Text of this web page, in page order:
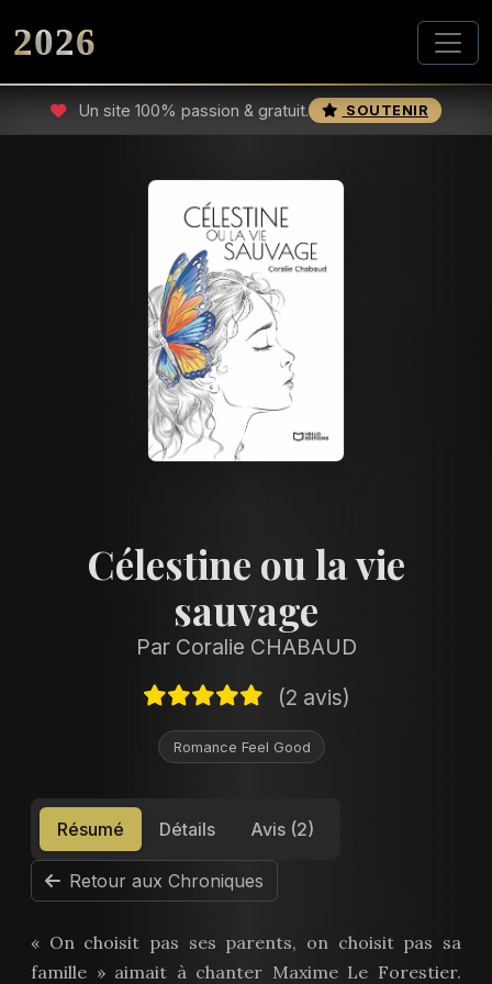
2026
Un site 100% passion & gratuit. SOUTENIR
Célestine ou la vie
sauvage
Par Coralie CHABAUD
(2 avis)
Romance Feel Good
Résumé Détails Avis (2)
Retour aux Chroniques
« On choisit pas ses parents, on choisit pas sa
famille » aimait à chanter Maxime Le Forestier.